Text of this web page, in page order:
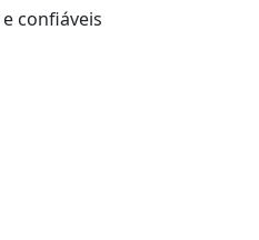
confiáveis